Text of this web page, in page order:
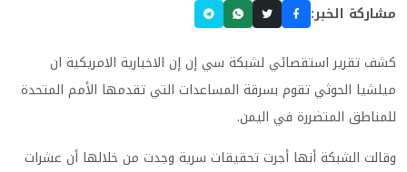
مشاركة الخبر:
كشف تقرير استقصائي لشبكة سي إن إن الاخبارية الامريكية ان
ميلشيا الحوثي تقوم بسرقة المساعدات التي تقدمها الأمم المتحدة
للمناطق المتضررة في اليمن.
وقالت الشبكة أنها أجرت تحقيقات سرية وجدت من خلالها أن عشرات